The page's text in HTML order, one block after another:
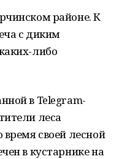
районе. К
с диким
либо
в Telegram-
леса
своей лесной
в кустарнике на